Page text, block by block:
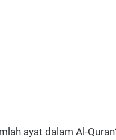
ayat dalam Al-